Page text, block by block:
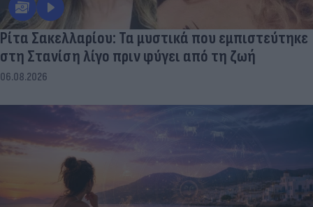
Ρίτα Σακελλαρίου: Τα μυστικά που εμπιστεύτηκε
στη Στανίση λίγο πριν φύγει από τη ζωή
06.08.2026